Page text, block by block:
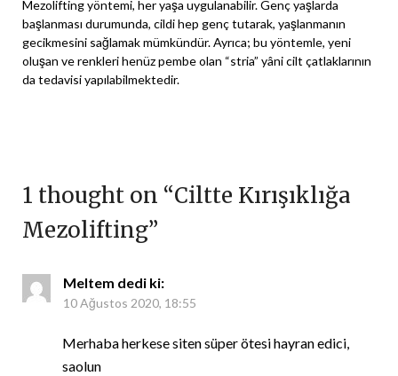
Mezolifting yöntemi, her yaşa uygulanabilir. Genç yaşlarda
başlanması durumunda, cildi hep genç tutarak, yaşlanmanın
gecikmesini sağlamak mümkündür. Ayrıca; bu yöntemle, yeni
oluşan ve renkleri henüz pembe olan “stria” yâni cilt çatlaklarının
da tedavisi yapılabilmektedir.
1 thought on “Ciltte Kırışıklığa
Mezolifting”
Meltem dedi ki:
10 Ağustos 2020, 18:55
Merhaba herkese siten süper ötesi hayran edici,
saolun